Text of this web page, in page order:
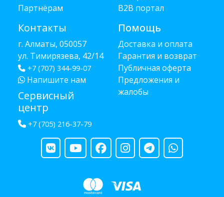
Партнёрам
Контакты
г. Алматы, 050057
ул. Тимирязева, 42/14
+7 (707) 344-99-07
Напишите нам
Сервисный
центр
+7 (705) 216-37-79
B2B портал
Помощь
Доставка и оплата
Гарантия и возврат
Публичная оферта
Предложения и
жалобы